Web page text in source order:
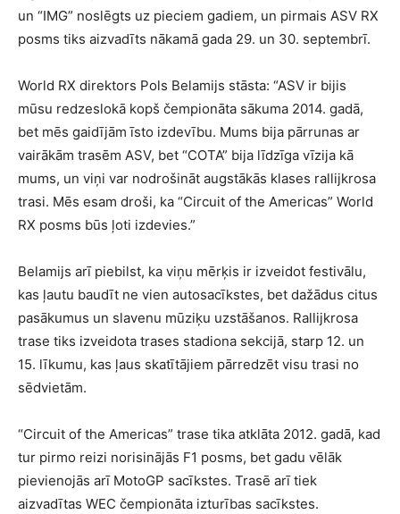
un “IMG” noslēgts uz pieciem gadiem, un pirmais ASV RX
posms tiks aizvadīts nākamā gada 29. un 30. septembrī.
World RX direktors Pols Belamijs stāsta: “ASV ir bijis
mūsu redzeslokā kopš čempionāta sākuma 2014. gadā,
bet mēs gaidījām īsto izdevību. Mums bija pārrunas ar
vairākām trasēm ASV, bet “COTA” bija līdzīga vīzija kā
mums, un viņi var nodrošināt augstākās klases rallijkrosa
trasi. Mēs esam droši, ka “Circuit of the Americas” World
RX posms būs ļoti izdevies.”
Belamijs arī piebilst, ka viņu mērķis ir izveidot festivālu,
kas ļautu baudīt ne vien autosacīkstes, bet dažādus citus
pasākumus un slavenu mūziķu uzstāšanos. Rallijkrosa
trase tiks izveidota trases stadiona sekcijā, starp 12. un
15. līkumu, kas ļaus skatītājiem pārredzēt visu trasi no
sēdvietām.
“Circuit of the Americas” trase tika atklāta 2012. gadā, kad
tur pirmo reizi norisinājās F1 posms, bet gadu vēlāk
pievienojās arī MotoGP sacīkstes. Trasē arī tiek
aizvadītas WEC čempionāta izturības sacīkstes.